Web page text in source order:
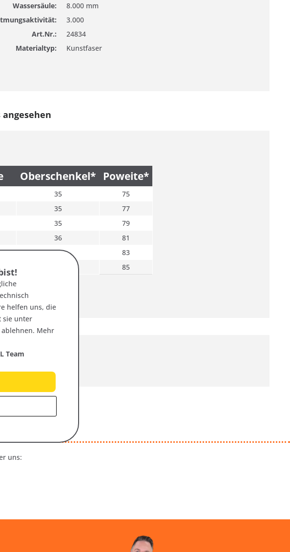
Wassersäule:
8.000 mm
3.000
Art.Nr.:
24834
Materialtyp:
Kunstfaser
Oberschenkel* Poweite*
35
75
35
77
35
79
36
81
37
83
85
uns:
helfen uns, die
sie unter
Mehr
Team